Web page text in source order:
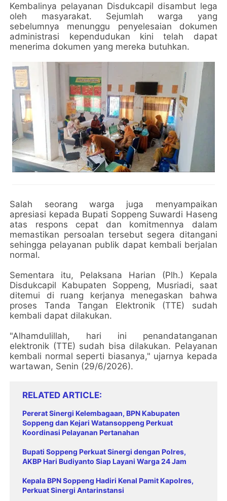
Kembalinya pelayanan Disdukcapil disambut lega
oleh masyarakat. Sejumlah warga yang
sebelumnya menunggu penyelesaian dokumen
administrasi kependudukan kini telah dapat
menerima dokumen yang mereka butuhkan.
Salah seorang warga juga menyampaikan
apresiasi kepada Bupati Soppeng Suwardi Haseng
atas respons cepat dan komitmennya dalam
memastikan persoalan tersebut segera ditangani
sehingga pelayanan publik dapat kembali berjalan
normal.
Sementara itu, Pelaksana Harian (Plh.) Kepala
Disdukcapil Kabupaten Soppeng, Musriadi, saat
ditemui di ruang kerjanya menegaskan bahwa
proses Tanda Tangan Elektronik (TTE) sudah
kembali dapat dilakukan.
"Alhamdulillah, hari ini penandatanganan
elektronik (TTE) sudah bisa dilakukan. Pelayanan
kembali normal seperti biasanya," ujarnya kepada
wartawan, Senin (29/6/2026).
RELATED ARTICLE
Pererat Sinergi Kelembagaan, BPN Kabupaten
Soppeng dan Kejari Watansoppeng Perkuat
Koordinasi Pelayanan Pertanahan
Bupati Soppeng Perkuat Sinergi dengan Polres,
AKBP Hari Budiyanto Siap Layani Warga 24 Jam
Kepala BPN Soppeng Hadiri Kenal Pamit Kapolres,
Perkuat Sinergi Antarinstansi